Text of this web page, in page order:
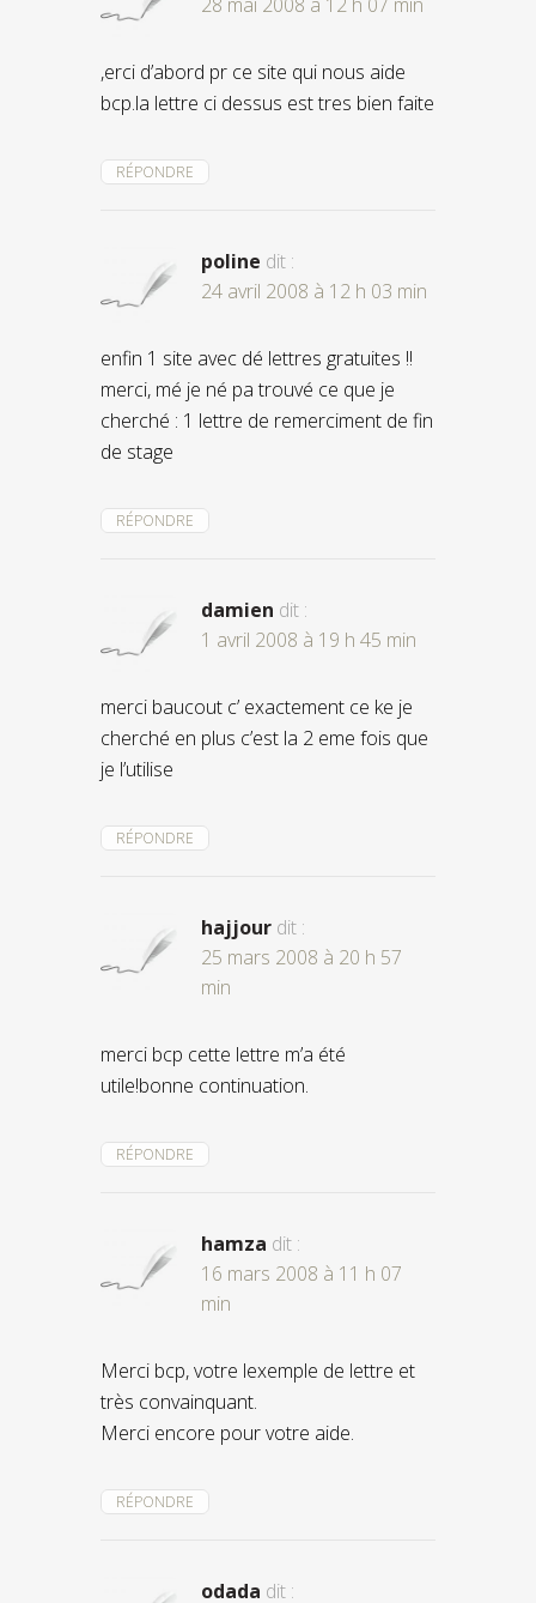
,erci d’abord pr ce site qui nous aide
bcp.la lettre ci dessus est tres bien faite
RÉPONDRE
poline dit :
24 avril 2008 à 12 h 03 min
enfin 1 site avec dé lettres gratuites !!
merci, mé je né pa trouvé ce que je
cherché : 1 lettre de remerciment de fin
de stage
RÉPONDRE
damien dit :
1 avril 2008 à 19 h 45 min
merci baucout c’ exactement ce ke je
cherché en plus c’est la 2 eme fois que
je l’utilise
RÉPONDRE
hajjour dit :
25 mars 2008 à 20 h 57
min
merci bcp cette lettre m’a été
utile!bonne continuation.
RÉPONDRE
hamza dit :
16 mars 2008 à 11 h 07
min
Merci bcp, votre lexemple de lettre et
très convainquant.
Merci encore pour votre aide.
RÉPONDRE
odada dit :